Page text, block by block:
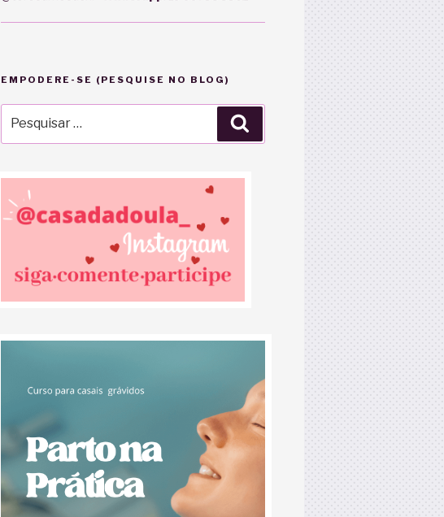
EMPODERE-SE (PESQUISE NO BLOG)
por: